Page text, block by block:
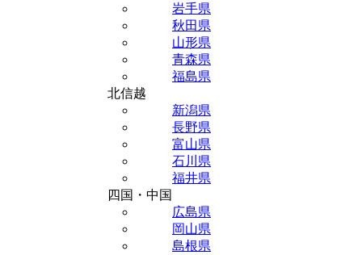
岩手県
秋田県
山形県
青森県
福島県
北信越
新潟県
長野県
富山県
石川県
福井県
四国・中国
広島県
岡山県
島根県